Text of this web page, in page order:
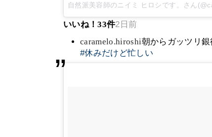
自然派美容師のニイミ ヒロシです。さん
いいね！33件2日前
caramelo.hiroshi朝からガッツリ銀
#休みだけど忙しい